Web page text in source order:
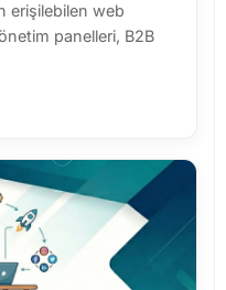
erişilebilen web
panelleri, B2B